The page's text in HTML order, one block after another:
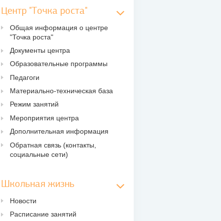
Центр "Точка роста"
Общая информация о центре
"Точка роста"
Документы центра
Образовательные программы
Педагоги
Материально-техническая база
Режим занятий
Мероприятия центра
Дополнительная информация
Обратная связь (контакты,
социальные сети)
Школьная жизнь
Новости
Расписание занятий